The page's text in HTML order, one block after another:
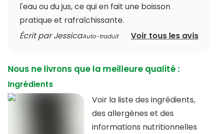
l'eau ou du jus, ce qui en fait une boisson
pratique et rafraîchissante.
Écrit par JessicaAuto-traduit Voir tous les avis
Nous ne livrons que la meilleure qualité :
Ingrédients
Voir la liste des ingrédients,
des allergènes et des
informations nutritionnelles